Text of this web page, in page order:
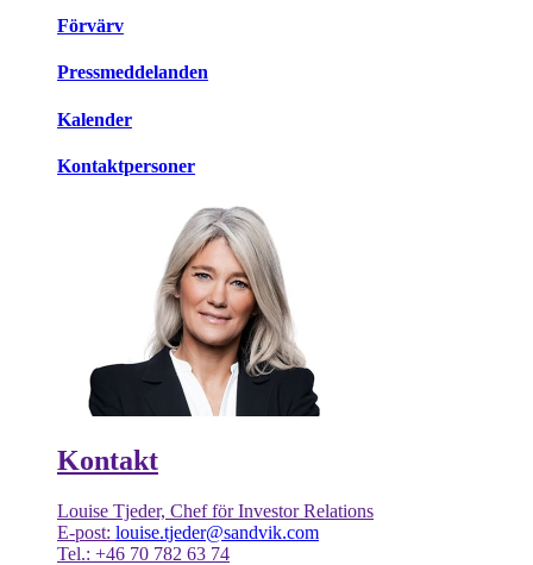
Förvärv
Pressmeddelanden
Kalender
Kontaktpersoner
Kontakt
Louise Tjeder, Chef för Investor Relations
E-post: louise.tjeder@sandvik.com
Tel.: +46 70 782 63 74